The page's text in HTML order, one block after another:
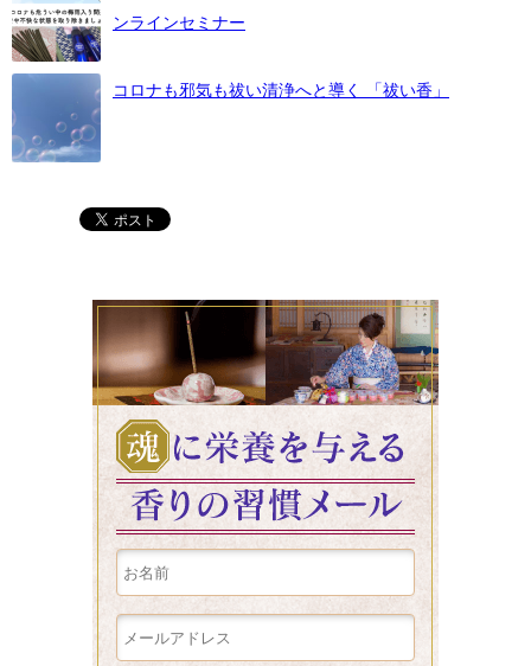
ンラインセミナー
コロナも邪気も祓い清浄へと導く 「祓い香」